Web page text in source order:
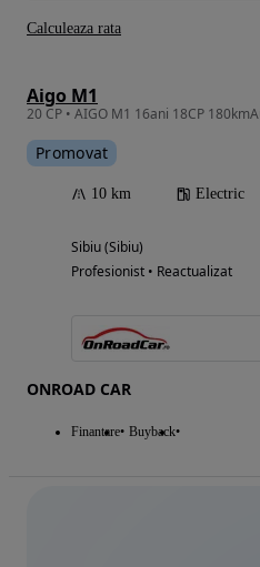
Aigo M1
Promovat
10 km Electric
Sibiu (Sibiu)
Profesionist • Reactualizat
ONROAD CAR
Finantare Buyback
Calculeaza rata